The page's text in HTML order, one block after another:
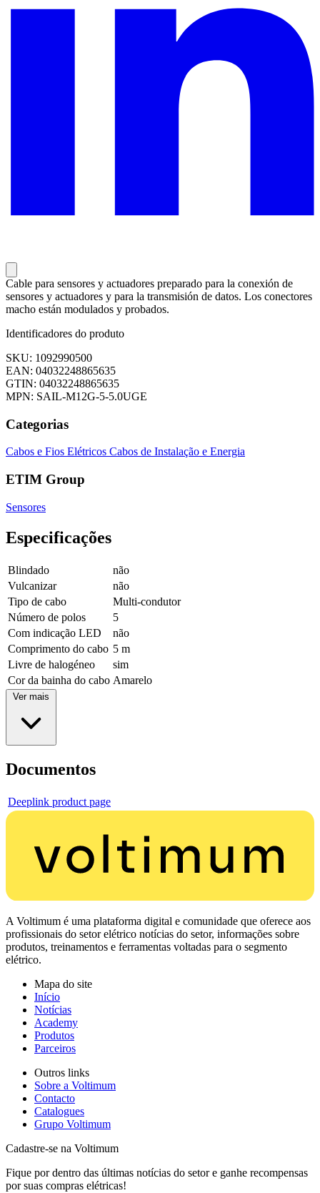
Cable para sensores y actuadores preparado para la conexión de
sensores y actuadores y para la transmisión de datos. Los conectores
macho están modulados y probados.
Identificadores do produto
SKU: 1092990500
EAN: 04032248865635
GTIN: 04032248865635
MPN: SAIL-M12G-5-5.0UGE
Categorias
Cabos e Fios Elétricos Cabos de Instalação e Energia
ETIM Group
Sensores
Especificações
Blindado
não
Vulcanizar
não
Tipo de cabo
Multi-condutor
Número de polos
5
Com indicação LED
não
Comprimento do cabo 5 m
Livre de halogéneo
sim
Cor da bainha do cabo Amarelo
Ver mais
Documentos
Deeplink product page
A Voltimum é uma plataforma digital e comunidade que oferece aos
profissionais do setor elétrico notícias do setor, informações sobre
produtos, treinamentos e ferramentas voltadas para o segmento
elétrico.
Mapa do site
Início
Notícias
Academy
Produtos
Parceiros
Outros links
Sobre a Voltimum
Contacto
Catalogues
Grupo Voltimum
Cadastre-se na Voltimum
Fique por dentro das últimas notícias do setor e ganhe recompensas
por suas compras elétricas!